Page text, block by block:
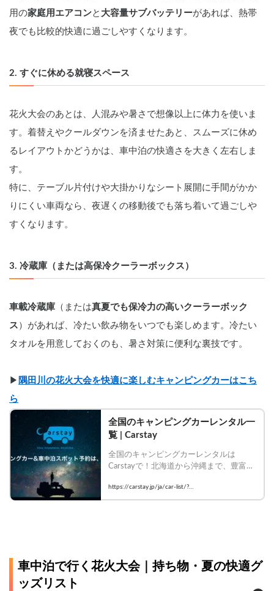
用の家庭用エアコンと 大容量サブバッテリーがあれば、熱帯
夜でも比較的快適に過ごしやすくなります。
2. すぐに休める就寝スペース
花火大会のあとは、人混みや暑さで想像以上に体力を使いま
す。着替えやクールダウンを済ませたあと、スムーズに休め
るレイアウトかどうかは、車中泊の快適さを大きく左右しま
す。
特に、テーブル片付けや大掛かりなシート展開に手間がかか
りにくい車両なら、夜遅くの移動後でも落ち着いて過ごしや
すくなります。
3. 冷蔵庫（または高保冷クーラーボックス）
車載冷蔵庫 （または真夏でも保冷力の高いクーラーボック
ス ）があれば、冷たい飲み物をいつでも楽しめます。冷たい
タオルを用意しておくのも、暑さ対策に便利な裏技です。
▶︎ 隅田川の花火大会を快適に楽しむキャンピングカーはこち
ら
全国のキャンピングカーレンタル一
覧 | Carstay
全国のキャンピングカーレンタルは
Carstayで！北海道から沖縄まで、豊富な
て今すぐ予約！
https://carstay.jp/ja/car-list/?
airConditioner=true&carAC=true&outerSocket=true
車中泊で行く花火大会｜持ち物・夏の快適グ
ッズリスト